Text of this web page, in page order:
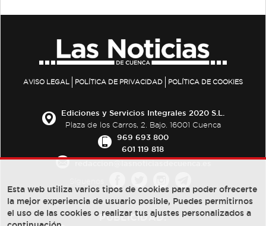
AVISO LEGAL POLÍTICA DE PRIVACIDAD POLÍTICA DE COOKIES
Ediciones y Servicios Integrales 2020 S.L.
Plaza de los Carros, 2. Bajo. 16001 Cuenca
969 693 800
601 119 818
PUBLICIDAD:
Esta web utiliza varios tipos de cookies para poder ofrecerte
la mejor experiencia de usuario posible, Puedes permitirnos
el uso de las cookies o realizar tus ajustes personalizados a